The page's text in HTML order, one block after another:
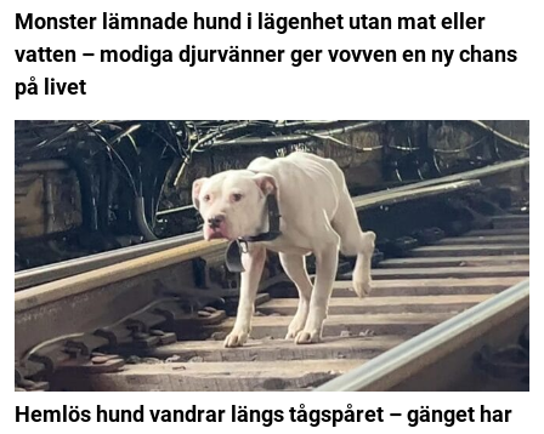
Monster lämnade hund i lägenhet utan mat eller
vatten – modiga djurvänner ger vovven en ny chans
på livet
Hemlös hund vandrar längs tågspåret – gänget har